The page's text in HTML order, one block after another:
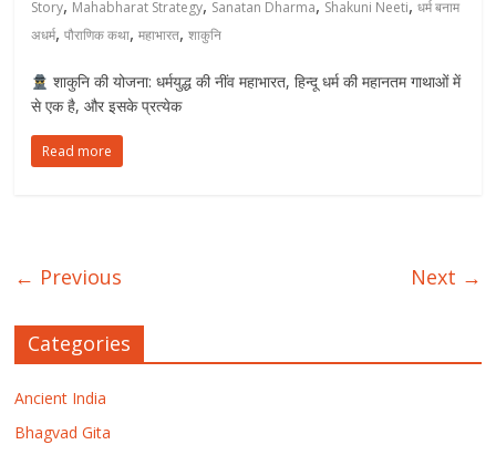
Story, Mahabharat Strategy, Sanatan Dharma, Shakuni Neeti,धर्म बनाम
अधर्म,पौराणिक कथा,महाभारत,शाकुनि
शाकुनि की योजना: धर्मयुद्ध की नींव महाभारत, हिन्दू धर्म की महानतम गाथाओं में
से एक है, और इसके प्रत्येक
Read more
← Previous Next →
Categories
Ancient India
Bhagvad Gita